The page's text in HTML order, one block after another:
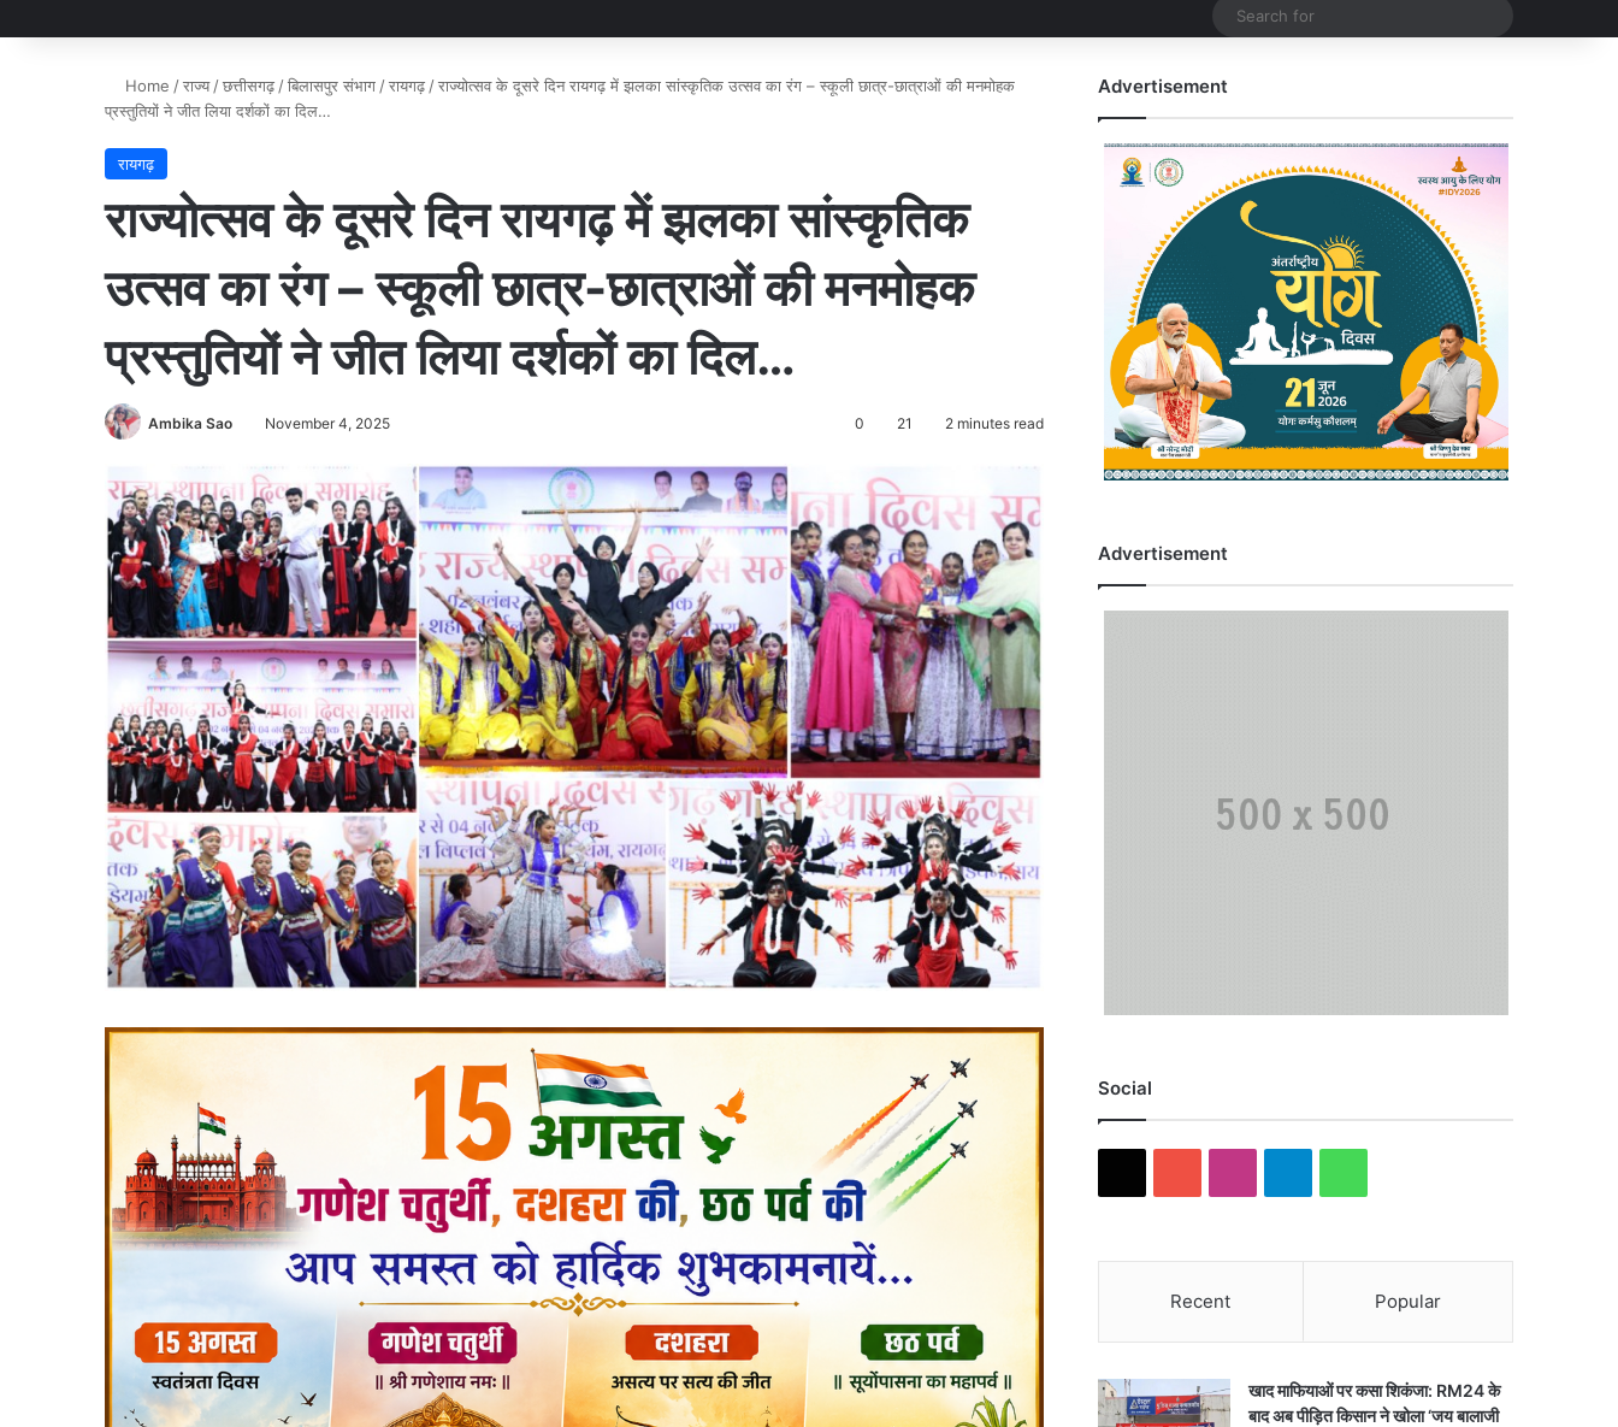
Home /राज्य /छत्तीसगढ़ /बिलासपुर संभाग /रायगढ़ /राज्योत्सव के दूसरे दिन रायगढ़ में झलका सांस्कृतिक उत्सव का रंग – स्कूली छात्र-छात्राओं की मनमोहक
प्रस्तुतियों ने जीत लिया दर्शकों का दिल…
रायगढ़
राज्योत्सव के दूसरे दिन रायगढ़ में झलका सांस्कृतिक
उत्सव का रंग – स्कूली छात्र-छात्राओं की मनमोहक
प्रस्तुतियों ने जीत लिया दर्शकों का दिल…
Ambika Sao November 4, 2025 0 21 2 minutes read
Advertisement
Advertisement
Social
Recent Popular
खाद माफियाओं पर कसा शिकंजा: RM24 के
बाद अब पीड़ित किसान ने खोला ‘जय बालाजी